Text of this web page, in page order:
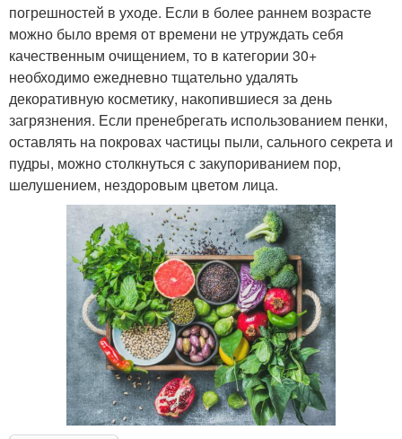
погрешностей в уходе. Если в более раннем возрасте
можно было время от времени не утруждать себя
качественным очищением, то в категории 30+
необходимо ежедневно тщательно удалять
декоративную косметику, накопившиеся за день
загрязнения. Если пренебрегать использованием пенки,
оставлять на покровах частицы пыли, сального секрета и
пудры, можно столкнуться с закупориванием пор,
шелушением, нездоровым цветом лица.